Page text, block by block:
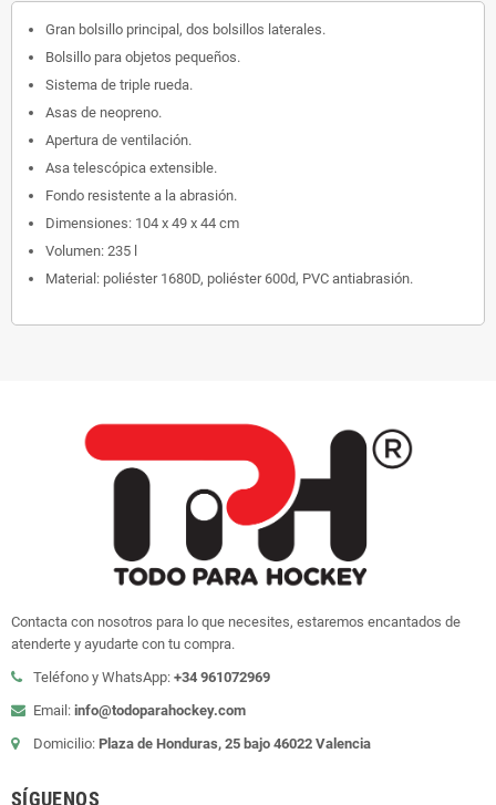
Gran bolsillo principal, dos bolsillos laterales.
Bolsillo para objetos pequeños.
Sistema de triple rueda.
Asas de neopreno.
Apertura de ventilación.
Asa telescópica extensible.
Fondo resistente a la abrasión.
Dimensiones: 104 x 49 x 44 cm
Volumen: 235 l
Material: poliéster 1680D, poliéster 600d, PVC antiabrasión.
Contacta con nosotros para lo que necesites, estaremos encantados de
atenderte y ayudarte con tu compra.
Teléfono y WhatsApp: +34 961072969
Email: info@todoparahockey.com
Domicilio: Plaza de Honduras, 25 bajo 46022 Valencia
SÍGUENOS